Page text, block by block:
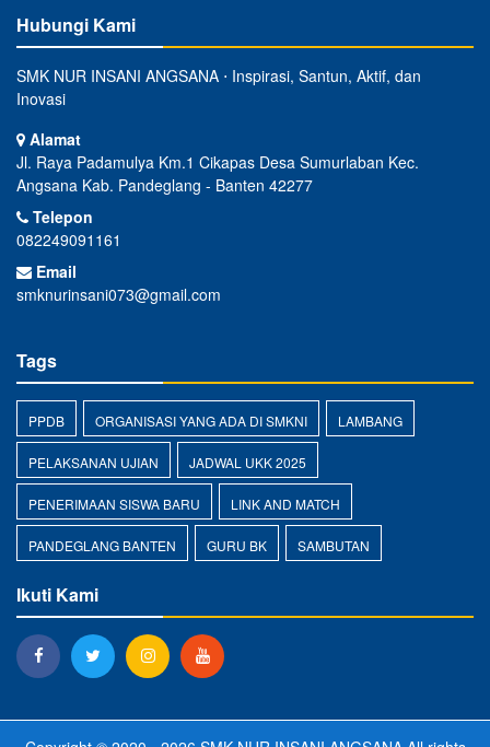
Hubungi Kami
SMK NUR INSANI ANGSANA ⋅ Inspirasi, Santun, Aktif, dan
Inovasi
Alamat
Jl. Raya Padamulya Km.1 Cikapas Desa Sumurlaban Kec.
Angsana Kab. Pandeglang - Banten 42277
Telepon
082249091161
Email
smknurinsani073@gmail.com
Tags
PPDB ORGANISASI YANG ADA DI SMKNI LAMBANG
PELAKSANAN UJIAN JADWAL UKK 2025
PENERIMAAN SISWA BARU LINK AND MATCH
PANDEGLANG BANTEN GURU BK SAMBUTAN
Ikuti Kami